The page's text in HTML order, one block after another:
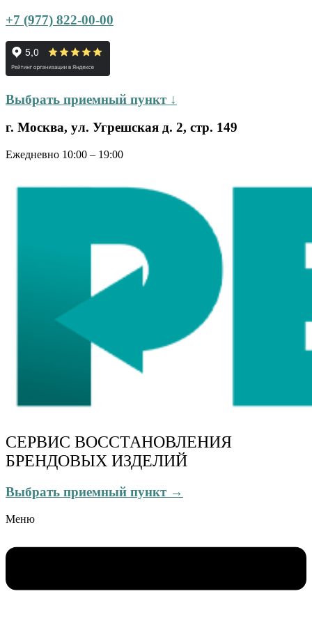
+7 (977) 822-00-00
Выбрать приемный пункт ↓
г. Москва, ул. Угрешская д. 2, стр. 149
Ежедневно 10:00 – 19:00
СЕРВИС ВОССТАНОВЛЕНИЯ
БРЕНДОВЫХ ИЗДЕЛИЙ
Выбрать приемный пункт →
Меню